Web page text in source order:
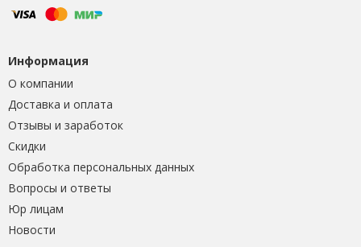
Информация
О компании
Доставка и оплата
Отзывы и заработок
Скидки
Обработка персональных данных
Вопросы и ответы
Юр лицам
Новости